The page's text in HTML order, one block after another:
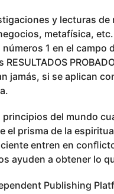
y lecturas
metafísica,
1 en el campo
jamás, si se aplican
principios del mundo
el prisma de la
entren en
ayuden a obtener lo
Independent Publishing